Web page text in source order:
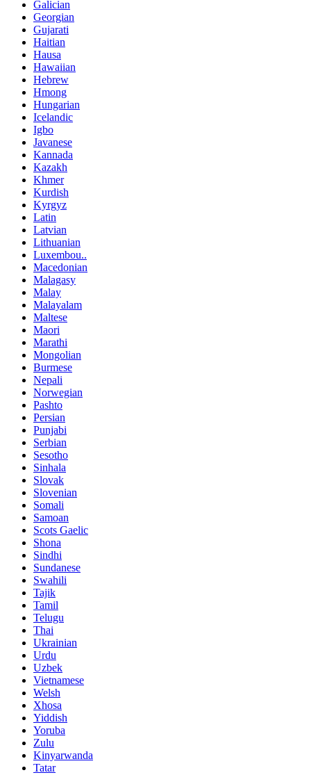
Galician
Georgian
Gujarati
Haitian
Hausa
Hawaiian
Hebrew
Hmong
Hungarian
Icelandic
Igbo
Javanese
Kannada
Kazakh
Khmer
Kurdish
Kyrgyz
Latin
Latvian
Lithuanian
Luxembou..
Macedonian
Malagasy
Malay
Malayalam
Maltese
Maori
Marathi
Mongolian
Burmese
Nepali
Norwegian
Pashto
Persian
Punjabi
Serbian
Sesotho
Sinhala
Slovak
Slovenian
Somali
Samoan
Scots Gaelic
Shona
Sindhi
Sundanese
Swahili
Tajik
Tamil
Telugu
Thai
Ukrainian
Urdu
Uzbek
Vietnamese
Welsh
Xhosa
Yiddish
Yoruba
Zulu
Kinyarwanda
Tatar